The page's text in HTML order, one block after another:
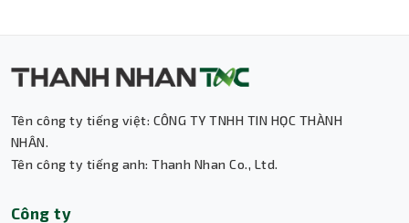
Tên công ty tiếng việt: CÔNG TY TNHH TIN HỌC THÀNH
NHÂN.
Tên công ty tiếng anh: Thanh Nhan Co., Ltd.
Công ty